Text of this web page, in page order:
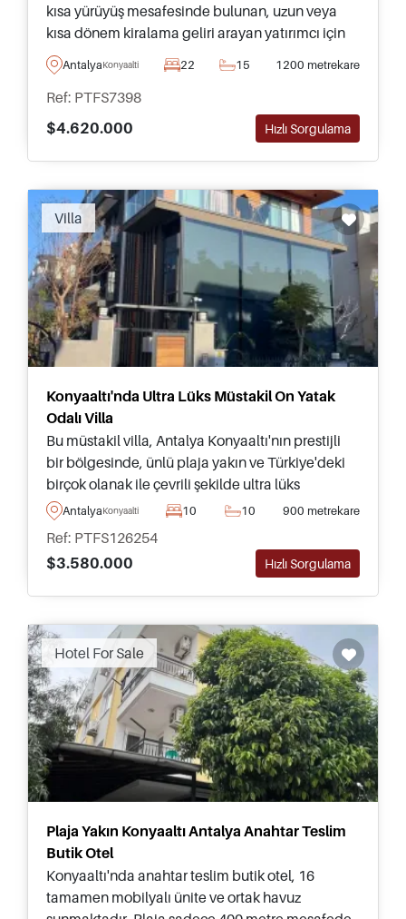
kısa yürüyüş mesafesinde bulunan, uzun veya
kısa dönem kiralama geliri arayan yatırımcı için
uygun, apart otel satın almak için benzersiz bir
fırsat.
AntalyaKonyaalti 22 15 1200 metrekare
Ref: PTFS7398
$4.620.000
Hızlı Sorgulama
Villa
Konyaaltı'nda Ultra Lüks Müstakil On Yatak
Odalı Villa
Bu müstakil villa, Antalya Konyaaltı'nın prestijli
bir bölgesinde, ünlü plaja yakın ve Türkiye'deki
birçok olanak ile çevrili şekilde ultra lüks
standartlarda inşa edilmiştir.
AntalyaKonyaalti 10 10 900 metrekare
Ref: PTFS126254
$3.580.000
Hızlı Sorgulama
Hotel For Sale
Plaja Yakın Konyaaltı Antalya Anahtar Teslim
Butik Otel
Konyaaltı'nda anahtar teslim butik otel, 16
tamamen mobilyalı ünite ve ortak havuz